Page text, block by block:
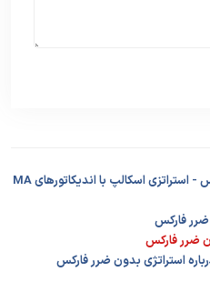
1. آموزش استراتژی بدون ضرر فارکس - استراتزی اسکالپ با اندیکاتورهای MA